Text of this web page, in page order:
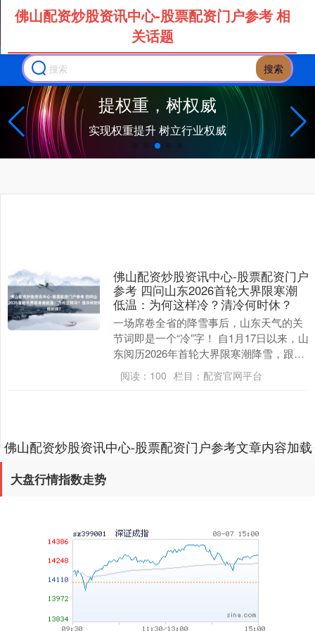
搜索
佛山配资炒股资讯中心-股票配资门户参考 相
关话题
佛山配资炒股资讯中心-股票配资门户
参考 四问山东2026首轮大界限寒潮
低温：为何这样冷？清冷何时休？
一场席卷全省的降雪事后，山东天气的关
节词即是一个“冷”字！ 自1月17日以来，山
东阅历2026年首轮大界限寒潮降雪，跟随
合手续低温。山东省风物台合手续发布寒
潮黄....
阅读： 100 栏目： 配资官网平台
佛山配资炒股资讯中心-股票配资门户参考文章内容加载
大盘行情指数走势
3940.04 +39.68 +1.02%